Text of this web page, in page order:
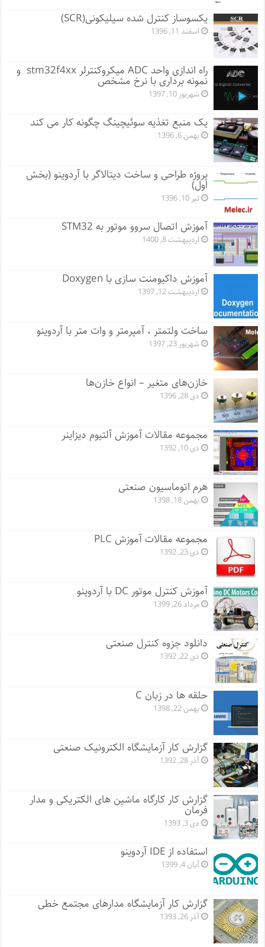
یکسوساز کنترل شده سیلیکونی(SCR)
اسفند 11, 1396
راه اندازی واحد ADC میکروکنترلر stm32f4xx و
نمونه برداری با نرخ مشخص
شهریور 10, 1397
یک منبع تغذیه سوئیچینگ چگونه کار می کند
بهمن 6, 1396
پروژه طراحی و ساخت دیتالاگر با آردوینو (بخش
اول)
تیر 10, 1396
آموزش اتصال سروو موتور به STM32
اردیبهشت 8, 1400
آموزش داکیومنت سازی با Doxygen
اردیبهشت 12, 1397
ساخت ولتمتر ، آمپرمتر و وات متر با آردوینو
شهریور 23, 1397
خازن‌های متغیر – انواع خازن‌ها
دی 28, 1396
مجموعه مقالات آموزش آلتیوم دیزاینر
دی 10, 1392
هرم اتوماسیون صنعتی
بهمن 18, 1398
مجموعه مقالات آموزش PLC
دی 23, 1392
آموزش کنترل موتور DC با آردوینو
مرداد 26, 1399
دانلود جزوه کنترل صنعتی
دی 22, 1392
حلقه ها در زبان C
بهمن 22, 1398
گزارش کار آزمایشگاه الکترونیک صنعتی
آذر 28, 1392
گزارش کار کارگاه ماشین های الکتریکی و مدار
فرمان
دی 3, 1393
استفاده از IDE آردوینو
آبان 4, 1399
گزارش کار آزمایشگاه مدارهای مجتمع خطی
آذر 26, 1393